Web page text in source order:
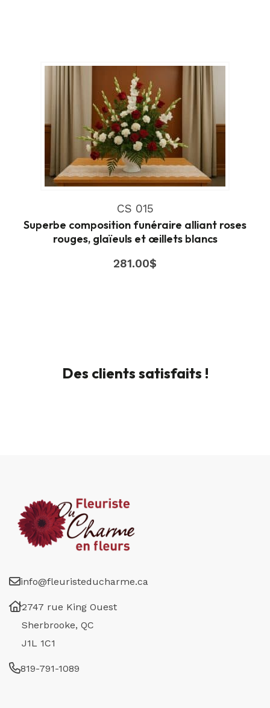
CS 015
Superbe composition funéraire alliant roses
rouges, glaïeuls et œillets blancs
281.00$
Des clients satisfaits !
info@fleuristeducharme.ca
2747 rue King Ouest
Sherbrooke, QC
J1L 1C1
819-791-1089